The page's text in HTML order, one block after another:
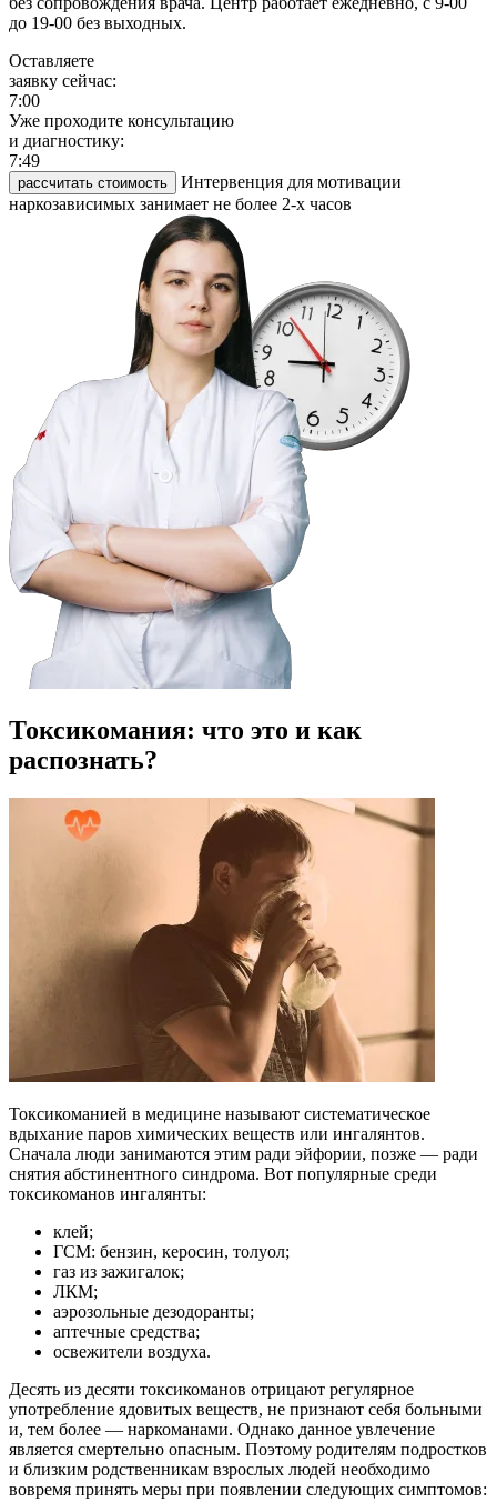
до 19-00 без выходных.
Оставляете
заявку сейчас:
7:00
Уже проходите консультацию
и диагностику:
7:49
рассчитать стоимость
Интервенция для мотивации
наркозависимых занимает не более 2-х часов
Токсикомания: что это и как
распознать?
Токсикоманией в медицине называют систематическое
вдыхание паров химических веществ или ингалянтов.
Сначала люди занимаются этим ради эйфории, позже — ради
снятия абстинентного синдрома. Вот популярные среди
токсикоманов ингалянты:
клей;
ГСМ: бензин, керосин, толуол;
газ из зажигалок;
ЛКМ;
аэрозольные дезодоранты;
аптечные средства;
освежители воздуха.
Десять из десяти токсикоманов отрицают регулярное
употребление ядовитых веществ, не признают себя больными
и, тем более — наркоманами. Однако данное увлечение
является смертельно опасным. Поэтому родителям подростков
и близким родственникам взрослых людей необходимо
вовремя принять меры при появлении следующих симптомов: